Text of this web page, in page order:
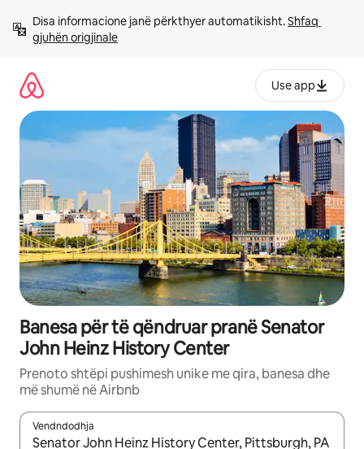
përmbajtja
Disa informacione janë përkthyer automatikisht. Shfaq
gjuhën origjinale
Use app
Banesa për të qëndruar pranë Senator
John Heinz History Center
Prenoto shtëpi pushimesh unike me qira, banesa dhe
më shumë në Airbnb
Vendndodhja
Kur rezultatet të jenë të disponueshme, lëviz me butonat e